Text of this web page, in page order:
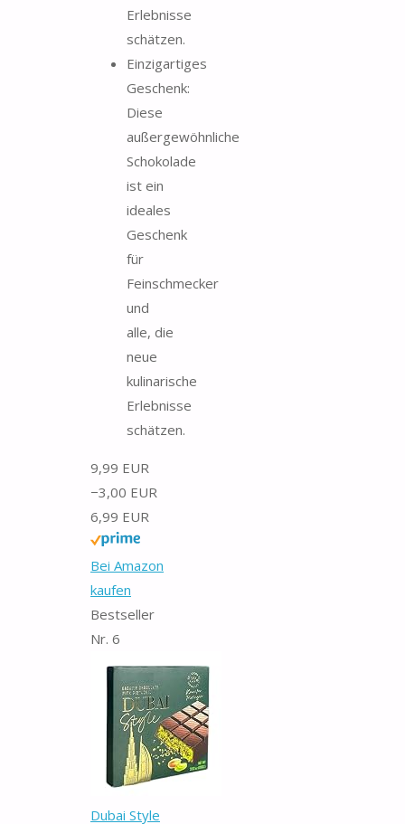
Erlebnisse
schätzen.
Einzigartiges
Geschenk:
Diese
außergewöhnliche
Schokolade
ist ein
ideales
Geschenk
für
Feinschmecker
und
alle, die
neue
kulinarische
Erlebnisse
schätzen.
9,99 EUR
−3,00 EUR
6,99 EUR
Bei Amazon
kaufen
Bestseller
Nr. 6
Dubai Style